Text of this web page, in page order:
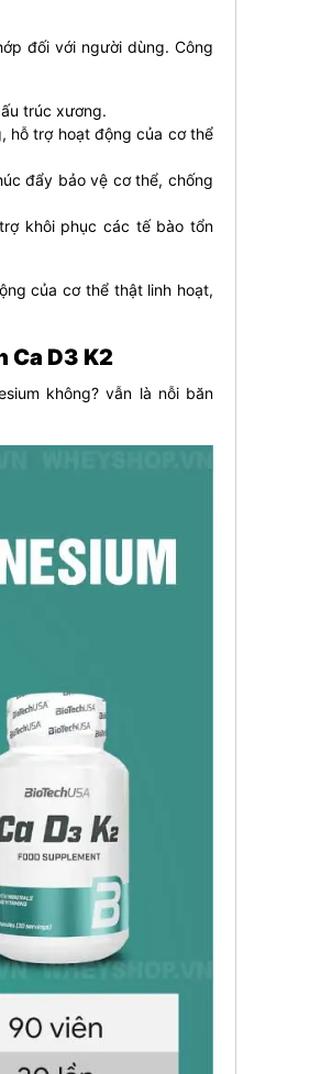
đối với người dùng. Công
trúc xương.
hỗ trợ hoạt động của cơ thể
đẩy bảo vệ cơ thể, chống
khôi phục các tế bào tổn
của cơ thể thật linh hoạt,
Ca D3 K2
không? vẫn là nỗi băn